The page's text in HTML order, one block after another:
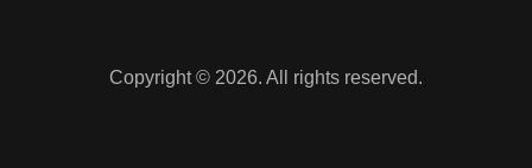
Copyright © 2026. All rights reserved.